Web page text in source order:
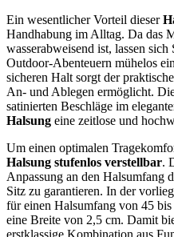
Ein wesentlicher Vorteil dieser
Handhabung im Alltag. Da das
wasserabweisend ist, lassen
Outdoor-Abenteuern mühelos
sicheren Halt sorgt der praktische
An- und Ablegen ermöglicht.
satinierten Beschläge im
Halsung eine zeitlose und
Um einen optimalen
Halsung stufenlos verstellbar.
Anpassung an den Halsumfang
Sitz zu garantieren. In der
für einen Halsumfang von 45
eine Breite von 2,5 cm. Damit
erstklassige Kombination aus